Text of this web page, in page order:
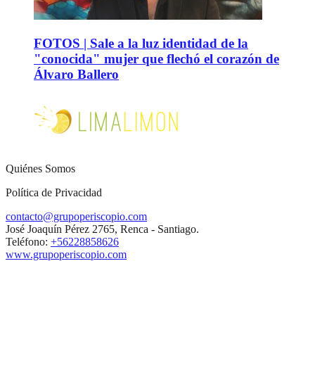
FOTOS | Sale a la luz identidad de la
"conocida" mujer que flechó el corazón de
Álvaro Ballero
Quiénes Somos
Política de Privacidad
contacto@grupoperiscopio.com
José Joaquín Pérez 2765, Renca - Santiago.
Teléfono: +56228858626
www.grupoperiscopio.com